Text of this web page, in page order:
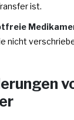
ist.
nicht